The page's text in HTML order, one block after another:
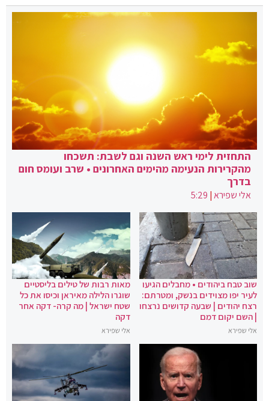
התחזית לימי ראש השנה וגם לשבת: תשכחו
מהקרירות הנעימה מהימים האחרונים • שרב ועומס חום
בדרך
אלי שפירא|
5:29
שוב טבח ביהודים • מחבלים הגיעו
לעיר יפו מצוידים בנשק, ומטרתם:
רצח יהודים | שבעה קדושים נרצחו
| השם יקום דמם
אלי שפירא
מאות רבות של טילים בליסטיים
שוגרו הלילה מאיראן וכיסו את כל
שטח ישראל | מה קרה- דקה אחר
דקה
אלי שפירא